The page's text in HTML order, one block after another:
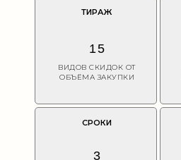
15
ТИРАЖ
ВИДОВ СКИДОК ОТ
ОБЪЁМА ЗАКУПКИ
3
СРОКИ
zakaz@perekleyki.ru
написать в МAX